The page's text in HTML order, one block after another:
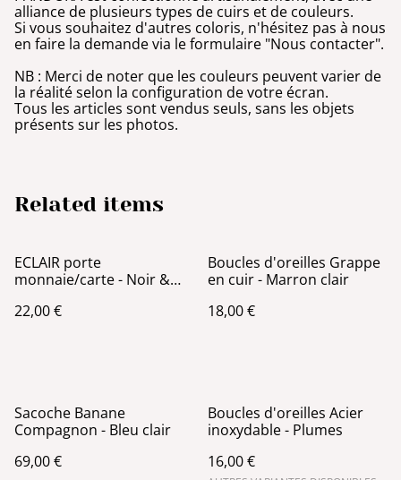
alliance de plusieurs types de cuirs et de couleurs.
Si vous souhaitez d'autres coloris, n'hésitez pas à nous
en faire la demande via le formulaire "Nous contacter".
NB : Merci de noter que les couleurs peuvent varier de
la réalité selon la configuration de votre écran.
Tous les articles sont vendus seuls, sans les objets
présents sur les photos.
Related items
ECLAIR porte
monnaie/carte - Noir &
22,00 €
Boucles d'oreilles Grappe
en cuir - Marron clair
18,00 €
Sacoche Banane
Compagnon - Bleu clair
69,00 €
Boucles d'oreilles Acier
inoxydable - Plumes
16,00 €